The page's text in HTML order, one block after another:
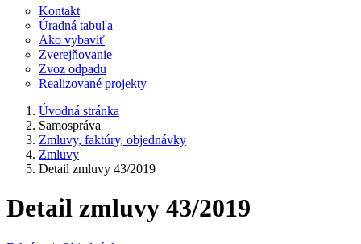
Kontakt
Úradná tabuľa
Ako vybaviť
Zverejňovanie
Zvoz odpadu
Realizované projekty
Úvodná stránka
Samospráva
Zmluvy, faktúry, objednávky
Zmluvy
Detail zmluvy 43/2019
Detail zmluvy 43/2019